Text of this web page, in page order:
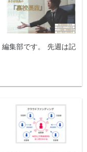
集部です。 先週は記